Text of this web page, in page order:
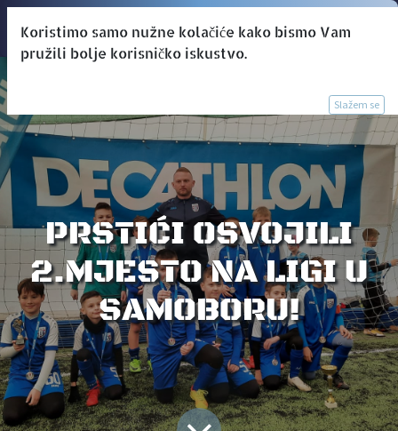
PRSTIĆI OSVOJILI
2.MJESTO NA LIGI U
SAMOBORU!
Koristimo samo nužne kolačiće kako bismo Vam
pružili bolje korisničko iskustvo.
Slažem se